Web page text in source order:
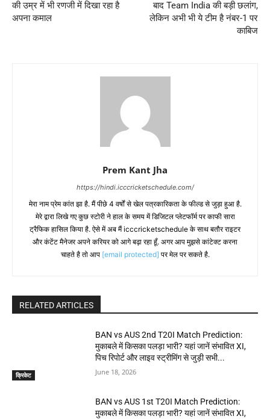
की उम्र में भी रणजी में दिखा रहा है
अपना कमाल
बाद Team India की बड़ी छलांग,
लेकिन अभी भी ये टीम है नंबर-1 पर
काबिज
Prem Kant Jha
https://hindi.icccricketschedule.com/
मेरा नाम प्रेम कांत झा है. मैं पीछे 4 वर्षों से खेल पत्रकारिकता के फील्ड से जुड़ा हुआ है.
मेरे द्वारा लिखे गए कुछ स्टोरी ने हाल के समय में डिजिटल प्लेटफॉर्म पर काफी सारा
ट्रैफिक हासिल किया है. ऐसे में अब मैं icccricketschedule के साथ बतौर राइटर
और कंटेंट मैनेजर अपने करियर को आगे बढ़ा रहा हूँ. अगर आप मुझसे कांटेक्ट करना
चाहते है तो आप [email protected] पर मेल पर सकते है.
RELATED ARTICLES
क्रिकेट
BAN vs AUS 2nd T20I Match Prediction:
मुकाबले में किसका पलड़ा भारी? यहां जानें संभावित XI,
पिच रिपोर्ट और लाइव स्ट्रीमिंग से जुड़ी सभी...
June 18, 2026
BAN vs AUS 1st T20I Match Prediction:
मुकाबले में किसका पलड़ा भारी? यहां जानें संभावित XI,